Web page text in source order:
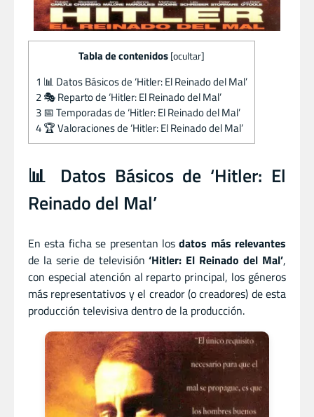
Tabla de contenidos [ocultar]
1 📊 Datos Básicos de ‘Hitler: El Reinado del Mal’
2🎭 Reparto de ‘Hitler: El Reinado del Mal’
3📅 Temporadas de ‘Hitler: El Reinado del Mal’
4🏆 Valoraciones de ‘Hitler: El Reinado del Mal’
📊 Datos Básicos de ‘Hitler: El
Reinado del Mal’
En esta ficha se presentan losdatos más relevantes
de la serie de televisión‘Hitler: El Reinado del Mal’,
con especial atención al reparto principal, los géneros
más representativos y el creador (o creadores) de esta
producción televisiva dentro de la producción.